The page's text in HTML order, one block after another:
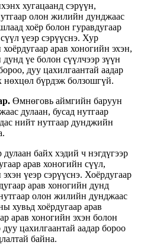
хугацаанд сэрүүн,
олон жилийн дунджаас
хоёр болон гуравдугаар
үеэр сэрүүснэ. Хур
арав хоногийн эхэн,
үе болон сүүлчээр зүүн
дуу цахилгаантай аадар
нөхцөл бүрдэж болзошгүй.
Өмнөговь аймгийн баруун
дулаан, бусад нутгаар
нийт нутгаар дунджийн
байх хэдий ч нэгдүгээр
арав хоногийн сүүл,
үеэр сэрүүснэ. Хоёрдугаар
арав хоногийн дунд
олон жилийн дунджаас
хувьд хоёрдугаар арав
арав хоногийн эхэн болон
дуу цахилгаантай аадар бороо
байна.